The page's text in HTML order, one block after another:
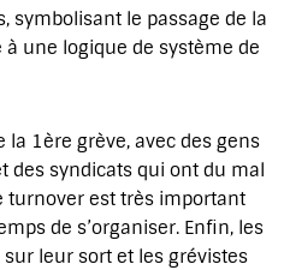
symbolisant le passage de la
une logique de système de
la 1ère grève, avec des gens
des syndicats qui ont du mal
turnover est très important
de s’organiser. Enfin, les
leur sort et les grévistes